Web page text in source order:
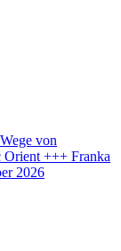
von
+++ Franka
2026